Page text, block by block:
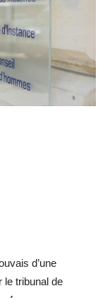
d’une
le tribunal de